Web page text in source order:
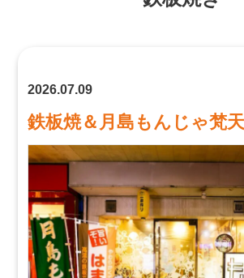
2026.07.09
鉄板焼＆月島もんじゃ梵